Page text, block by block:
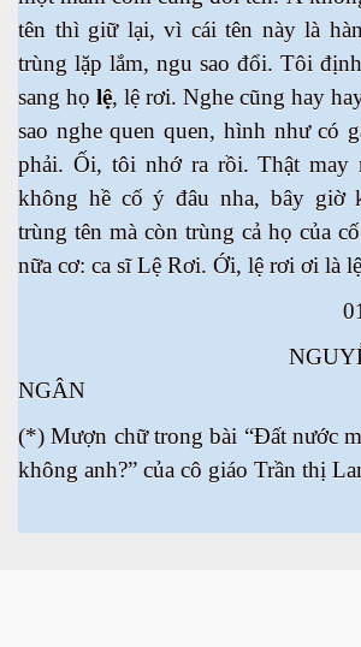
tên thì giữ lại, vì cái tên này là
trùng lặp lắm, ngu sao đổi. Tôi
sang họ lệ, lệ rơi. Nghe cũng hay
sao nghe quen quen, hình như có
phải. Ối, tôi nhớ ra rồi. Thật may
không hề cố ý đâu nha, bây giờ
trùng tên mà còn trùng cả họ của
nữa cơ: ca sĩ Lệ Rơi. Ới, lệ rơi ơi là
01/09/
NGUYỄN THỊ
NGÂN
(*) Mượn chữ trong bài “Đất nước
không anh?” của cô giáo Trần thị
nước